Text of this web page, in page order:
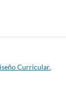
Curricular.